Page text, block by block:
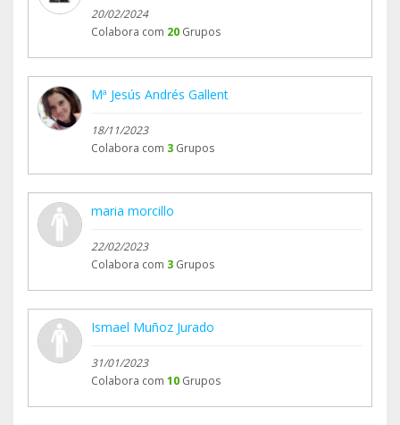
20/02/2024
Colabora com 20 Grupos
Mª Jesús Andrés Gallent
18/11/2023
Colabora com 3 Grupos
maria morcillo
22/02/2023
Colabora com 3 Grupos
Ismael Muñoz Jurado
31/01/2023
Colabora com 10 Grupos